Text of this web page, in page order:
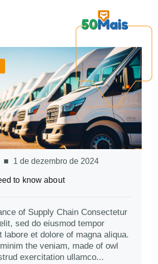
1 de dezembro de 2024
to know about
of Supply Chain Consectetur
sed do eiusmod tempor
labore et dolore of magna aliqua.
the veniam, made of owl
exercitation ullamco...